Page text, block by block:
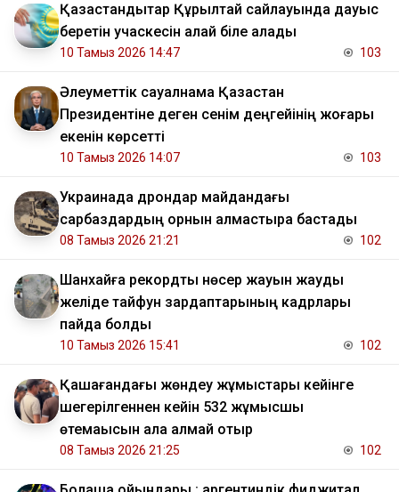
Қазақстандықтар Құрылтай сайлауында дауыс
беретін учаскесін қалай біле алады
10 Тамыз 2026 14:47 103
Әлеуметтік сауалнама Қазақстан
Президентіне деген сенім деңгейінің жоғары
екенін көрсетті
10 Тамыз 2026 14:07 103
Украинада дрондар майдандағы
сарбаздардың орнын алмастыра бастады
08 Тамыз 2026 21:21 102
Шанхайға рекордтық нөсер жауын жауды
желіде тайфун зардаптарының кадрлары
пайда болды
10 Тамыз 2026 15:41 102
Қашағандағы жөндеу жұмыстары кейінге
шегерілгеннен кейін 532 жұмысшы
өтемақысын ала алмай отыр
08 Тамыз 2026 21:25 102